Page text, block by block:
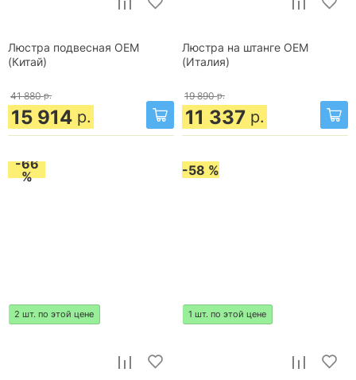
Люстра подвесная OEM
(Китай)
41 880 р.
15 914 р.
Люстра на штанге OEM
(Италия)
19 890 р.
11 337 р.
-66
%
2 шт. по этой цене
-58 %
1 шт. по этой цене